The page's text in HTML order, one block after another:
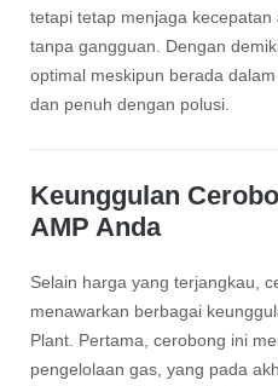
tetapi tetap menjaga
tanpa gangguan. Dengan
optimal meskipun berada
dan penuh dengan polusi.
Keunggulan
AMP Anda
Selain harga yang terjangkau,
menawarkan berbagai
Plant. Pertama, cerobong ini
pengelolaan gas, yang pada